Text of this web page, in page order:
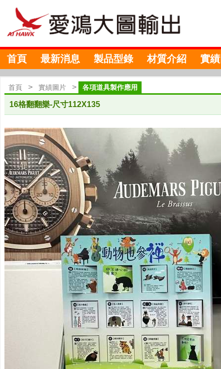
首頁 最新消息 製品型錄 材質介紹 實
首頁 > 實績圖片 > 各項道具製作應用
16格翻翻樂-尺寸112X135